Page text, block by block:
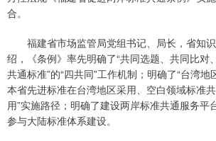
合。
福建省市场监管局党组书记、局长，省知识
绍，《条例》率先明确了“共同选题、共同比对
共通标准”的“四共同”工作机制；明确了“台湾地
本省先进标准在台湾地区采用、空白领域标准
用”实施路径；明确了建设两岸标准共通服务平
参与大陆标准体系建设。